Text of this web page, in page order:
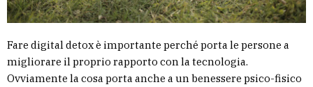
Fare digital detox è importante perché porta le persone a
migliorare il proprio rapporto con la tecnologia.
Ovviamente la cosa porta anche a un benessere psico-fisico